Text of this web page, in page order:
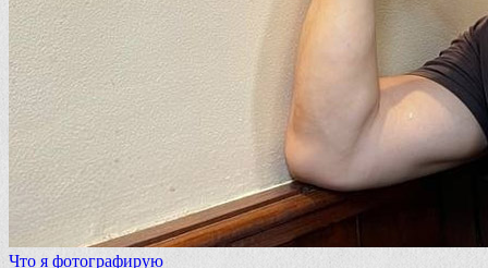
Что я фотографирую